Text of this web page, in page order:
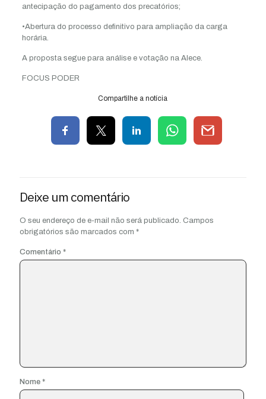
antecipação do pagamento dos precatórios;
•Abertura do processo definitivo para ampliação da carga
horária.
A proposta segue para análise e votação na Alece.
FOCUS PODER
Compartilhe a notícia
Deixe um comentário
O seu endereço de e-mail não será publicado. Campos
obrigatórios são marcados com *
Comentário *
Nome *